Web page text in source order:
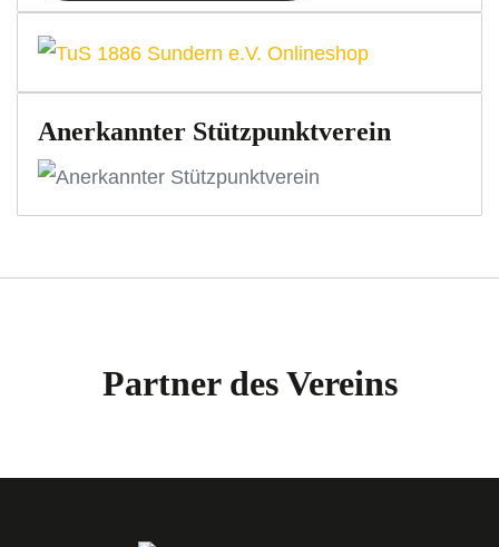
Anerkannter Stützpunktverein
Partner des Vereins